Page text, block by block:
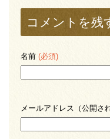
コメントを残
名前 (必須)
メールアドレス（公開さ